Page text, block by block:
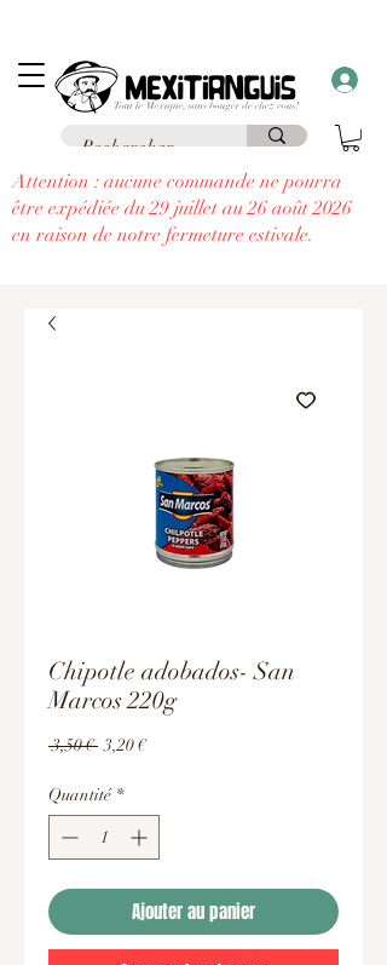
Attention : aucune commande ne pourra
être expédiée du 29 juillet au 26 août 2026
en raison de notre fermeture estivale.
Chipotle adobados- San
Marcos 220g
3,50 € Prix
3,20 €Prix
Quantité *
Ajouter au panier